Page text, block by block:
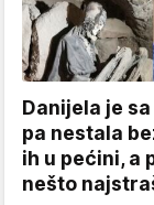
Danijela je
pa nestala
ih u pećini, a
nešto